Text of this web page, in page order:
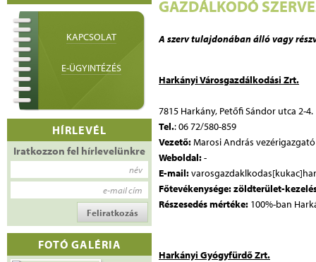
KAPCSOLAT
E-ÜGYINTÉZÉS
HÍRLEVÉL
Iratkozzon fel hírlevelünkre
név
e-mail cím
FOTÓ GALÉRIA
GAZDÁLKODÓ
A szerv tulajdonában álló vagy
Harkányi Városgazdálkodási Zrt.
7815 Harkány, Petőfi Sándor utca 2-4.
Tel.: 06 72/580-859
Vezető:Marosi András vezérigazgató
Weboldal:-
E-mail:
Főtevékenysége: zöldterület-
Részesedés mértéke: 100%-ban
Harkányi Gyógyfürdő Zrt.